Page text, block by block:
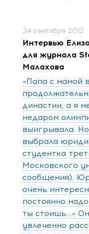
24 сентября 2012
Интервью
для журнала
Малахова
«Папа с мамой
династии, а я
недаром
выигрывала.
выбрала
студентка
Московского
сообщения).
очень
постоянно
ты стоишь...»
увлеченно